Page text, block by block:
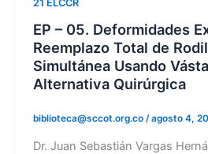
21 ELCCR
EP – 05. Deformidades
Reemplazo Total de
Simultánea Usando
Alternativa Quirúrgica
biblioteca@sccot.org.co /agosto 4,
Dr. Juan Sebastián Vargas